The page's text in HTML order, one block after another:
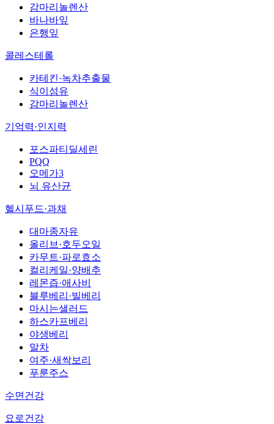
감마리놀렌산
바나바잎
은행잎
콜레스테롤
카테킨·녹차추출물
식이섬유
감마리놀렌산
기억력·인지력
포스파티딜세린
PQQ
오메가3
뇌 유산균
헬시푸드·과채
대마종자유
올리브·호두오일
카무트·파로효소
컬리케일·양배추
레몬즙·애사비
블루베리·빌베리
마시는샐러드
하스카프베리
야생베리
말차
여주·새싹보리
푸룬주스
수면건강
요로건강